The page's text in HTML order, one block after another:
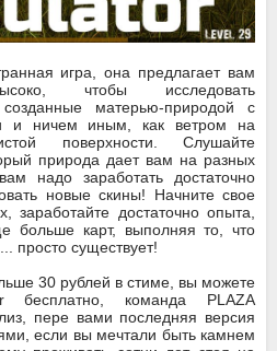
игра, она предлагает вам
чтобы исследовать
матерью-природой с
и ничем иным, как ветром на
поверхности. Слушайте
природа дает вам на разных
надо заработать достаточно
новые скины! Начните свое
заработайте достаточно опыта,
больше карт, выполняя то, что
просто существует!
30 рублей в стиме, вы можете
бесплатно, команда PLAZA
пере вами последняя версия
если вы мечтали быть камнем